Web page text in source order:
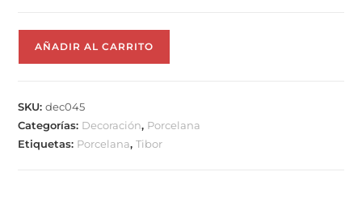
AÑADIR AL CARRITO
SKU:dec045
Categorías: Decoración, Porcelana
Etiquetas: Porcelana,Tibor